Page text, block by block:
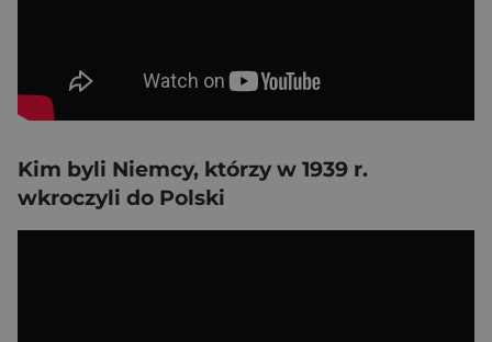
Kim byli Niemcy, którzy w 1939 r.
wkroczyli do Polski